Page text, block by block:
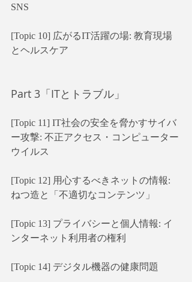
SNS
[Topic 10] 広がるIT活躍の場: 教育現場
とヘルスケア
Part 3「ITとトラブル」
[Topic 11] IT社会の安全を脅かすサイバ
ー攻撃: 不正アクセス・コンピューター
ウイルス
[Topic 12] 用心するべきネットの情報:
ねつ造と「不適切なコンテンツ」
[Topic 13] プライバシーと個人情報: イ
ンターネット利用者の権利
[Topic 14] デジタル機器の健康問題